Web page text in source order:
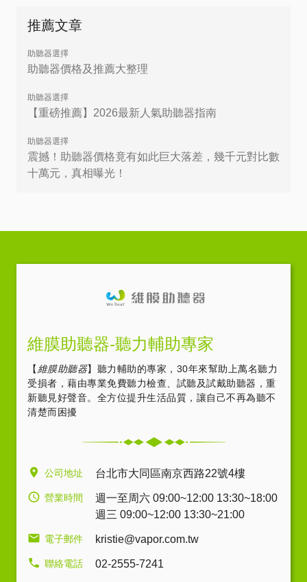
推薦文章
助聽器選擇
助聽器價格及推薦大整理
助聽器選擇
【重磅推薦】2026最新人氣助聽器指南
助聽器選擇
震撼！助聽器價格竟有如此巨大落差，幾千元對比數
十萬元，真相曝光！
維膜助聽器-聽力輔助專家
【維膜助聽器】聽力輔助的專家，30年來幫助上萬名聽力
受損者，藉由專業免費聽力檢查、試聽及試戴助聽器，重
新聽見好聲音。全方位提升生活品質，讓自己不再為聽不
清楚而困擾
公司地址 台北市大同區南京西路22號4樓
營業時間
週一至周六 09:00~12:00 13:30~18:00
週三 09:00~12:00 13:30~21:00
電子郵件 kristie@vapor.com.tw
聯絡電話 02-2555-7241